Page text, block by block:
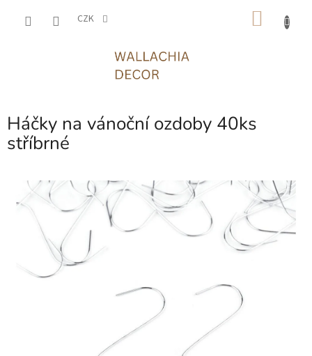
CZK
Háčky na vánoční ozdoby 40ks
stříbrné